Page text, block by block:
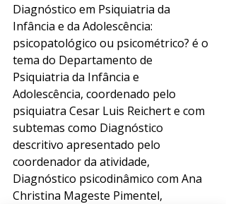
Diagnóstico em Psiquiatria da
Infância e da Adolescência:
psicopatológico ou psicométrico? é o
tema do Departamento de
Psiquiatria da Infância e
Adolescência, coordenado pelo
psiquiatra Cesar Luis Reichert e com
subtemas como Diagnóstico
descritivo apresentado pelo
coordenador da atividade,
Diagnóstico psicodinâmico com Ana
Christina Mageste Pimentel,